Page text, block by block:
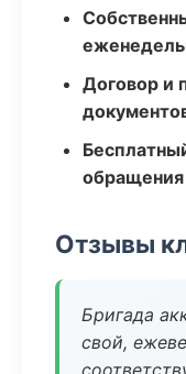
Договор и
обращения
Отзывы
Бригада
свой,